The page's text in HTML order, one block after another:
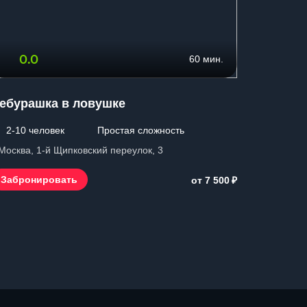
0.0 60 мин.
в ловушке
2-10 человек
Простая сложность
1-й Щипковский переулок, 3
Забронировать от 7 500₽